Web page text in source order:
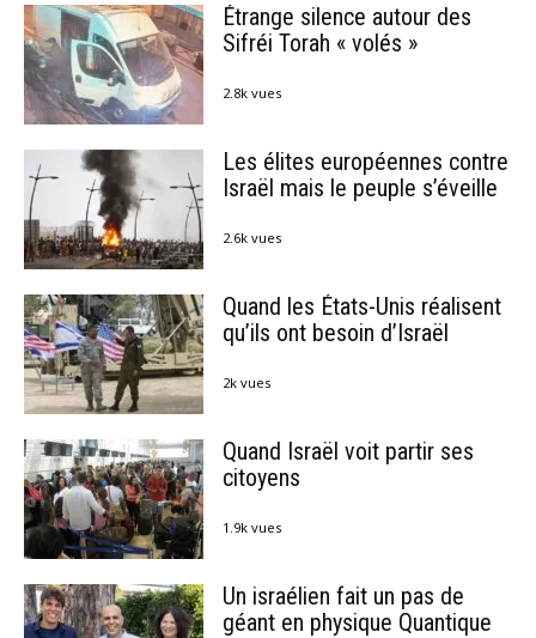
Étrange silence autour des
Sifréi Torah « volés »
2.8k vues
Les élites européennes contre
Israël mais le peuple s’éveille
2.6k vues
Quand les États-Unis réalisent
qu’ils ont besoin d’Israël
2k vues
Quand Israël voit partir ses
citoyens
1.9k vues
Un israélien fait un pas de
géant en physique Quantique